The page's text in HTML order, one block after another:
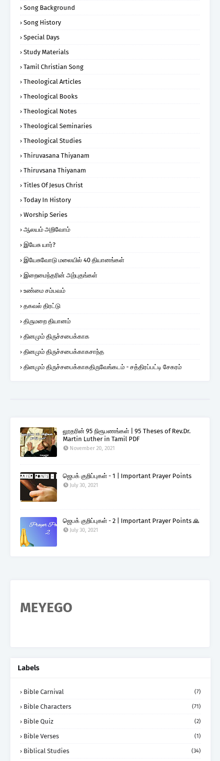
Song Background
Song History
Special Days
Study Materials
Tamil Christian Song
Theological Articles
Theological Books
Theological Notes
Theological Seminaries
Theological Studies
Thiruvasana Thiyanam
Thiruvsana Thiyanam
Titles Of Jesus Christ
Today In History
Worship Series
ஆலயம் அறிவோம்
இயேசு யார்?
இயேசுவோடு மலையில் 40 தியானங்கள்
இறைமைந்தரின் அற்புதங்கள்
உண்மை சம்பவம்
தகவல் திரட்டு
திருமறை தியானம்
தினமும் திருச்சபைக்காக
தினமும் திருச்சபைக்காகசாந்த
தினமும் திருச்சபைக்காகதிருவேங்கடம் - சத்திரப்பட்டி சேகரம்
லூதரின் 95 நிரூபணங்கள் | 95 Theses of Rev.Dr.
Martin Luther in Tamil PDF
November 20, 2021
ஜெபக் குறிப்புகள் - 1 | Important Prayer Points
July 30, 2021
ஜெபக் குறிப்புகள் - 2 | Important Prayer Points 🙏
July 30, 2021
MEYEGO
Labels
Bible Carnival (7)
Bible Characters (71)
Bible Quiz (2)
Bible Verses (1)
Biblical Studies (34)